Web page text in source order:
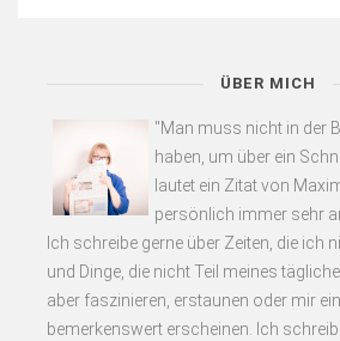
ÜBER MICH
"Man muss nicht in der
haben, um über ein
lautet ein Zitat von
persönlich immer sehr
Ich schreibe gerne über Zeiten, die ich
und Dinge, die nicht Teil meines
aber faszinieren, erstaunen oder mir
bemerkenswert erscheinen. Ich